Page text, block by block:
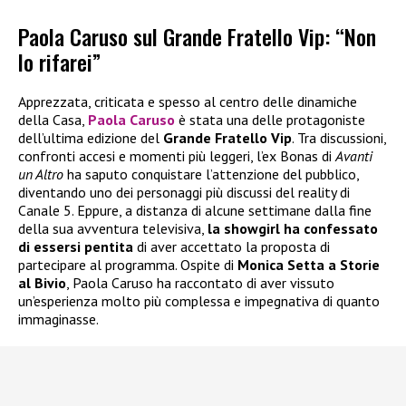
Paola Caruso sul Grande Fratello Vip: “Non
lo rifarei”
Apprezzata, criticata e spesso al centro delle dinamiche
della Casa, Paola Caruso è stata una delle protagoniste
dell’ultima edizione del Grande Fratello Vip. Tra discussioni,
confronti accesi e momenti più leggeri, l’ex Bonas di Avanti
un Altro ha saputo conquistare l’attenzione del pubblico,
diventando uno dei personaggi più discussi del reality di
Canale 5. Eppure, a distanza di alcune settimane dalla fine
della sua avventura televisiva, la showgirl ha confessato
di essersi pentita di aver accettato la proposta di
partecipare al programma. Ospite di Monica Setta a Storie
al Bivio , Paola Caruso ha raccontato di aver vissuto
un’esperienza molto più complessa e impegnativa di quanto
immaginasse.